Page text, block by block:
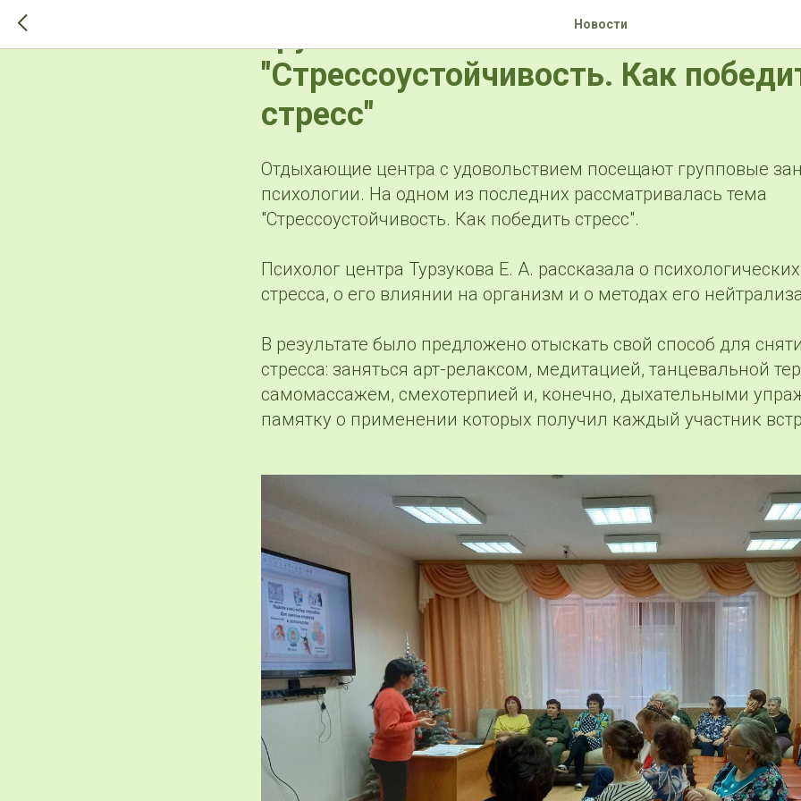
Новости
Групповое занятие по психологии
"Стрессоустойчивость. Как
стресс"
Отдыхающие центра с удовольствием посещают групповые
психологии. На одном из последних рассматривалась тема
"Стрессоустойчивость. Как победить стресс".
Психолог центра Турзукова Е. А. рассказала о
стресса, о его влиянии на организм и о методах его
В результате было предложено отыскать свой способ для
стресса: заняться арт-релаксом, медитацией, танцевальной
самомассажем, смехотерпией и, конечно, дыхательными
памятку о применении которых получил каждый участник